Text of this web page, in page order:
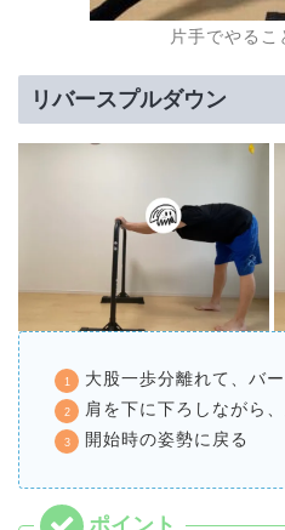
片手でやる
リバースプルダウン
大股一歩分離れて、バ
肩を下に下ろしながら
開始時の姿勢に戻る